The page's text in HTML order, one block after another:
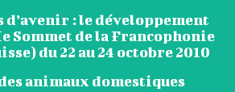
: le développement
Sommet de la Francophonie
du 22 au 24 octobre 2010
animaux domestiques